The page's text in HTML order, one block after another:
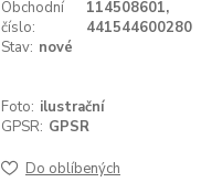
Obchodní
číslo:
114508601,
441544600280
Stav: nové
Foto: ilustrační
GPSR: GPSR
Do oblíbených